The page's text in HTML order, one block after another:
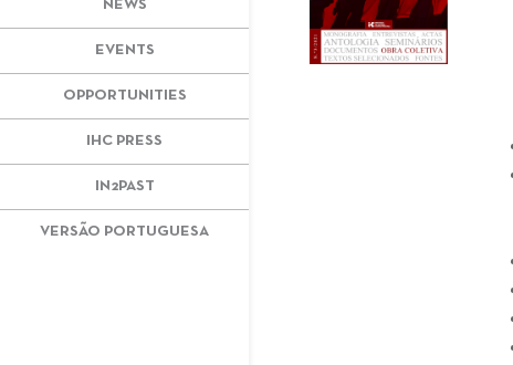
NEWS
EVENTS
OPPORTUNITIES
IHC PRESS
IN2PAST
VERSÃO PORTUGUESA